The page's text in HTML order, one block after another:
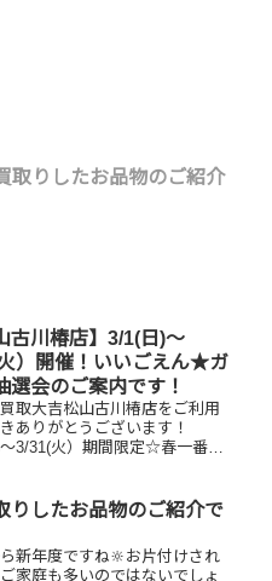
取りしたお品物のご紹介
古川椿店】3/1(日)～
）開催！いいごえん★ガ
選会のご案内です！
取大吉松山古川椿店をご利用
ありがとうございます！
3/31(火）期間限定☆春一番・
🥰11,500円以上ご成約のお客
ご参加いただけ...
りしたお品物のご紹介で
新年度ですね🔆お片付けされ
家庭も多いのではないでしょ